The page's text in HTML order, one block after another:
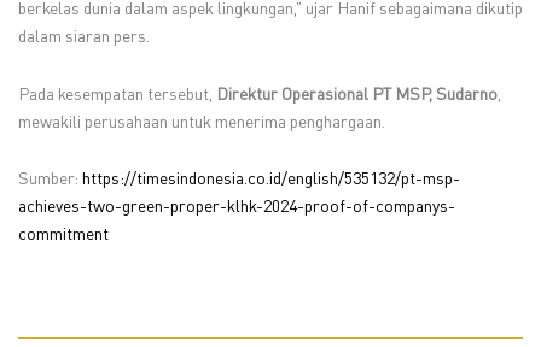
berkelas dunia dalam aspek lingkungan,” ujar Hanif sebagaimana dikutip
dalam siaran pers.
Pada kesempatan tersebut, Direktur Operasional PT MSP, Sudarno
mewakili perusahaan untuk menerima penghargaan.
Sumber: https://timesindonesia.co.id/english/535132/pt-msp-
achieves-two-green-proper-klhk-2024-proof-of-companys-
commitment